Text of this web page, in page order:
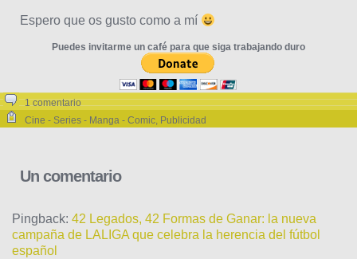
Espero que os gusto como a mí
Puedes invitarme un café para que siga trabajando duro
1 comentario
Cine - Series - Manga - Comic, Publicidad
Un comentario
Pingback: 42 Legados, 42 Formas de Ganar: la nueva
campaña de LALIGA que celebra la herencia del fútbol
español